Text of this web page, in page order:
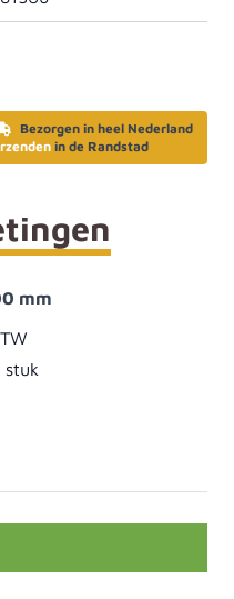
Bezorgen in heel Nederland
in de Randstad
mm